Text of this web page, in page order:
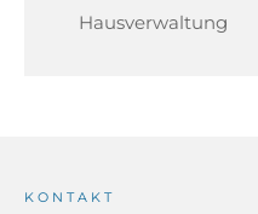
Hausverwaltung
KONTAKT